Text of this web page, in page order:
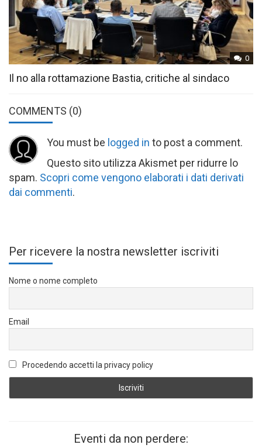
0
Il no alla rottamazione Bastia, critiche al sindaco
COMMENTS (0)
You must be logged in to post a comment.
Questo sito utilizza Akismet per ridurre lo
spam. Scopri come vengono elaborati i dati derivati
dai commenti.
Per ricevere la nostra newsletter iscriviti
Nome o nome completo
Email
Procedendo accetti la privacy policy
Eventi da non perdere: